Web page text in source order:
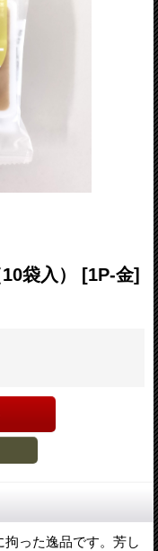
袋入） [1P-金]
った逸品です。芳し